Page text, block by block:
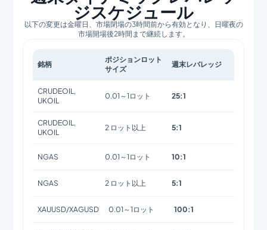
ジスケジュール
以下の変更は金曜日、市場閉場の3時間前から有効となり、日曜夜の
市場開場後2時間まで継続します。
銘柄
ポジションロット
サイズ
週末レバレッジ
CRUDEOIL,
UKOIL
0.01～1ロット 25:1
CRUDEOIL,
UKOIL
2 ロット以上 5:1
NGAS 0.01～1ロット 10:1
NGAS 2 ロット以上 5:1
XAUUSD/XAGUSD 0.01～1ロット 100:1